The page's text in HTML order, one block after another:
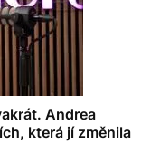
Andrea
která jí změnila